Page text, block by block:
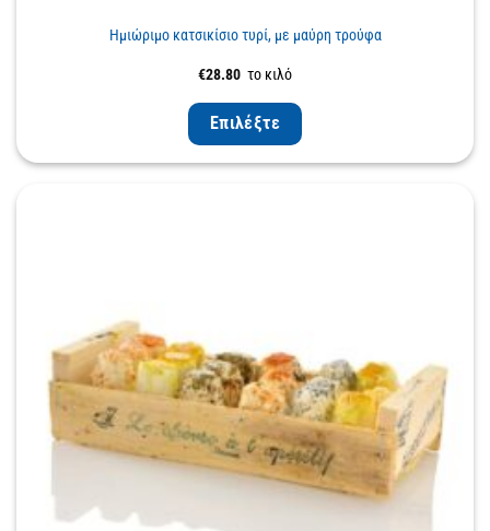
Ημιώριμο κατσικίσιο τυρί, με μαύρη τρούφα
€28.80 το κιλό
Επιλέξτε